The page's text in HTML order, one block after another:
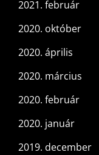
2021. február
2020. október
2020. április
2020. március
2020. február
2020. január
2019. december